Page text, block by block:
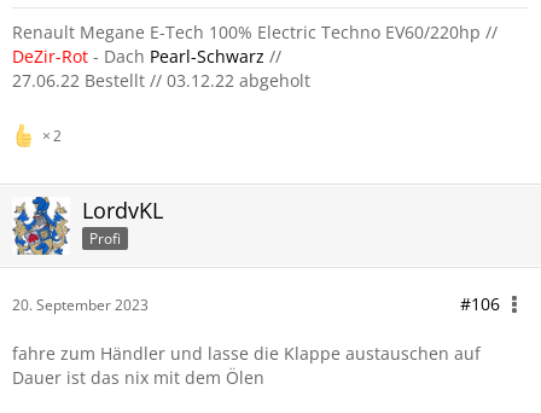
Renault Megane E-Tech 100% Electric Techno EV60/220hp //
DeZir-Rot - Dach Pearl-Schwarz //
27.06.22 Bestellt // 03.12.22 abgeholt
2
LordvKL
Profi
20. September 2023 #106
fahre zum Händler und lasse die Klappe austauschen auf
Dauer ist das nix mit dem Ölen